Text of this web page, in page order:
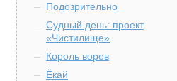
Подозрительно
Судный день: проект
«Чистилище»
Король воров
Ёкай